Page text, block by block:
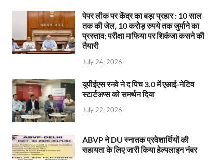
पेपर लीक पर केंद्र का बड़ा प्रहार : 10 साल
तक की जेल, 10 करोड़ रुपये तक जुर्माने का
प्रस्ताव; परीक्षा माफिया पर शिकंजा कसने की
तैयारी
July 24, 2026
यूपीईएस रनवे ने द पिच 3.0 में एआई-नेटिव
स्टार्टअप्स को समर्थन दिया
July 22, 2026
ABVP ने DU स्नातक प्रवेशार्थियों की
सहायता के लिए जारी किया हेल्पलाइन नंबर